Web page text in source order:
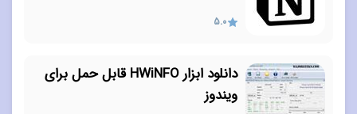
5.0
دانلود ابزار HWiNFO قابل حمل برای
ویندوز